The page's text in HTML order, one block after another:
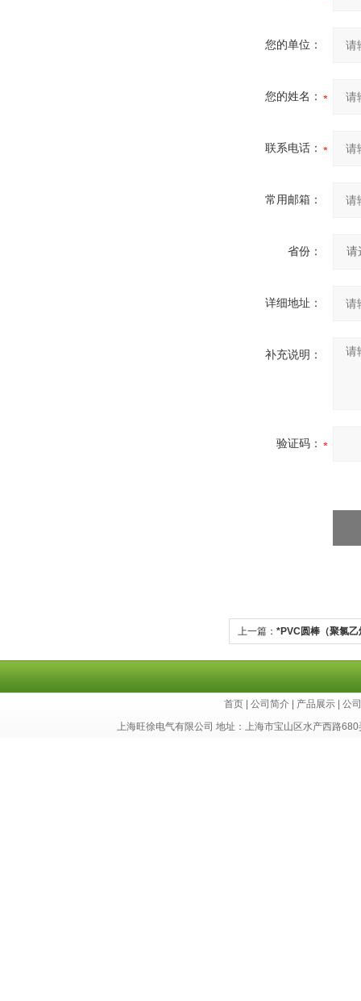
您的单位：
您的姓名：
联系电话：
常用邮箱：
省份：
详细地址：
补充说明：
验证码：
上一篇： *PVC圆棒（聚氯乙
首页 |公司简介 产品展示 |公
上海旺徐电气有限公司 地址：上海市宝山区水产西路